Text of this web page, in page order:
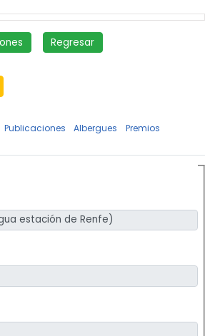
Regresar
Publicaciones Albergues
Premios